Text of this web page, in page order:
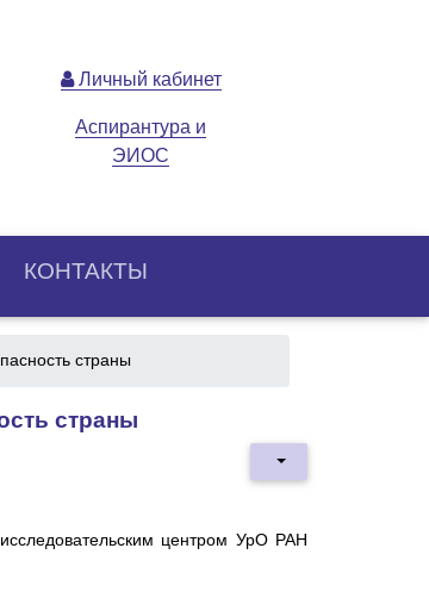
Личный кабинет
Аспирантура и
ЭИОС
КОНТАКТЫ
страны
страны
центром УрО РАН